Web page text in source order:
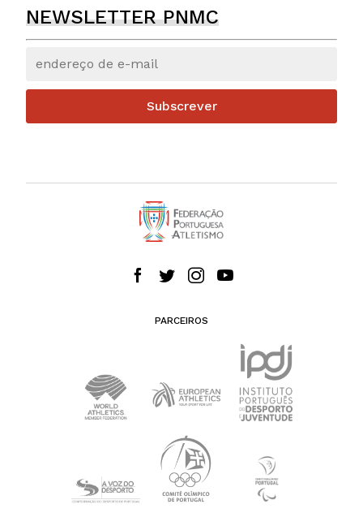
NEWSLETTER PNMC
Subscrever
PARCEIROS